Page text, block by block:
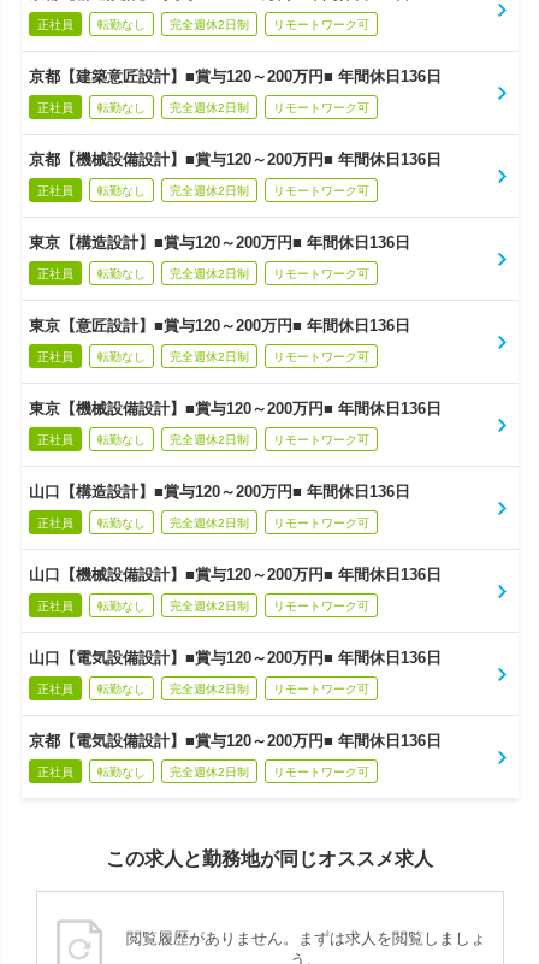
正社員 転勤なし 完全週休2日制 リモートワーク可
京都【建築意匠設計】■賞与120～200万円■ 年間休日136日
正社員 転勤なし 完全週休2日制 リモートワーク可
京都【機械設備設計】■賞与120～200万円■ 年間休日136日
正社員 転勤なし 完全週休2日制 リモートワーク可
東京【構造設計】■賞与120～200万円■ 年間休日136日
正社員 転勤なし 完全週休2日制 リモートワーク可
東京【意匠設計】■賞与120～200万円■ 年間休日136日
正社員 転勤なし 完全週休2日制 リモートワーク可
東京【機械設備設計】■賞与120～200万円■ 年間休日136日
正社員 転勤なし 完全週休2日制 リモートワーク可
山口【構造設計】■賞与120～200万円■ 年間休日136日
正社員 転勤なし 完全週休2日制 リモートワーク可
山口【機械設備設計】■賞与120～200万円■ 年間休日136日
正社員 転勤なし 完全週休2日制 リモートワーク可
山口【電気設備設計】■賞与120～200万円■ 年間休日136日
正社員 転勤なし 完全週休2日制 リモートワーク可
京都【電気設備設計】■賞与120～200万円■ 年間休日136日
正社員 転勤なし 完全週休2日制 リモートワーク可
この求人と勤務地が同じオススメ求人
閲覧履歴がありません。まずは求人を閲覧しましょ
う。